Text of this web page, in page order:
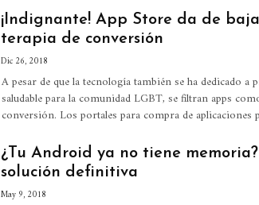
¡Indignante! App Store da de
terapia de conversión
Dic 26, 2018
A pesar de que la tecnología también se ha dedicado
saludable para la comunidad LGBT, se filtran apps
conversión. Los portales para compra de aplicaciones
¿Tu Android ya no tiene
solución definitiva
May 9, 2018